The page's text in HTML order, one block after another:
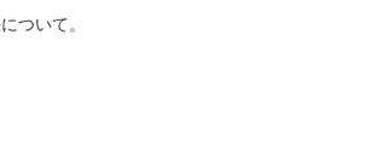
ついて。